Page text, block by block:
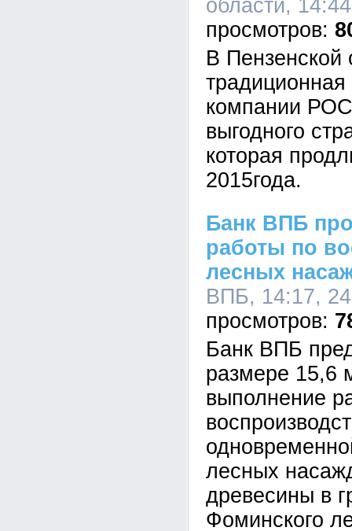
области,
В Пензенской
компании
выгодного
которая
2015года.
Банк ВПБ
работы по
лесных
ВПБ, 14:17,
Банк ВПБ
размере 15,6
выполнение
лесных
древесины в
Фоминского